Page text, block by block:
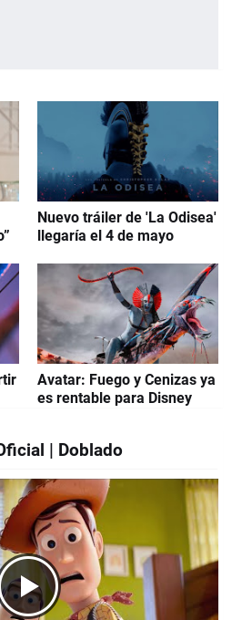
Nuevo tráiler de 'La Odisea'
llegaría el 4 de mayo
Avatar: Fuego y Cenizas ya
es rentable para Disney
| Doblado